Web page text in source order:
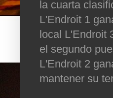
la cuarta
L'Endroit 1
local L'Endroit
el segundo
L'Endroit 2
mantener su